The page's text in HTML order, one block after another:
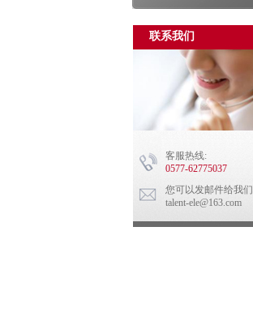
联系我们
客服热线:
0577-62775037
您可以发邮件给我们
talent-ele@163.com